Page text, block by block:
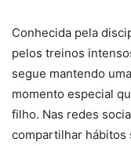
Conhecida pela
pelos treinos
segue mantendo
momento especial
filho. Nas redes
compartilhar hábitos